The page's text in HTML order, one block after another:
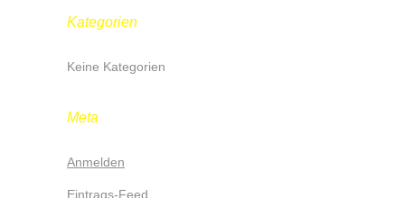
Kategorien
Keine Kategorien
Meta
Anmelden
Eintrags-Feed